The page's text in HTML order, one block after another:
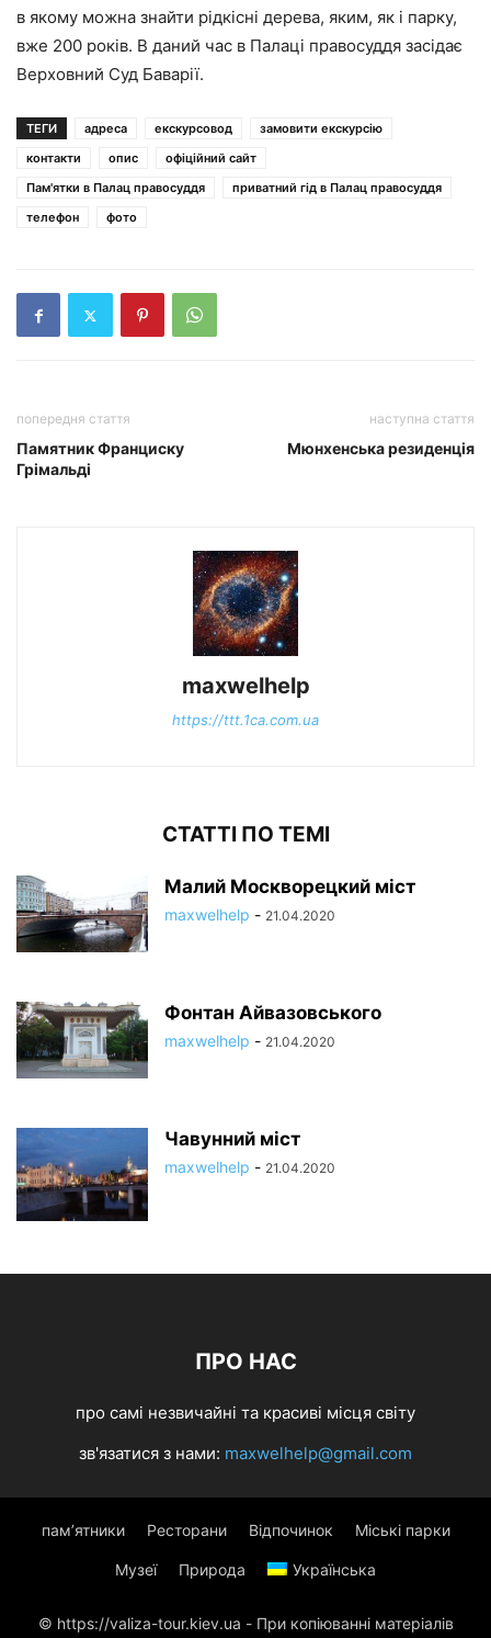
в якому можна знайти рідкісні дерева, яким, як і парку,
вже 200 років. В даний час в Палаці правосуддя засідає
Верховний Суд Баварії.
ТЕГИ адреса екскурсовод
замовити екскурсію
контакти
опис
офіційний сайт
Пам'ятки в Палац правосуддя
приватний гід в Палац правосуддя
телефон
фото
попередня стаття
Памятник Франциску
Грімальді
наступна стаття
Мюнхенська резиденція
maxwelhelp
https://ttt.1ca.com.ua
СТАТТІ ПО ТЕМІ
Малий Москворецкий міст
maxwelhelp - 21.04.2020
Фонтан Айвазовського
maxwelhelp - 21.04.2020
Чавунний міст
maxwelhelp - 21.04.2020
ПРО НАС
про самі незвичайні та красиві місця світу
зв'язатися з нами: maxwelhelp@gmail.com
пам’ятники Ресторани Відпочинок Міські парки
Музеї Природа Українська
© https://valiza-tour.kiev.ua - При копіюванні матеріалів